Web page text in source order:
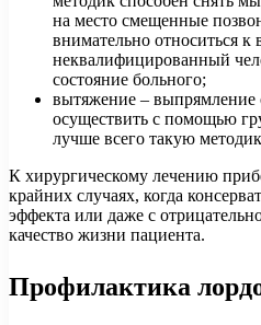
на место смещенные
внимательно относиться к
неквалифицированный
состояние больного;
вытяжение –
осуществить с помощью
лучше всего такую
К хирургическому лечению
крайних случаях, когда
эффекта или даже с
качество жизни пациента.
Профилактика